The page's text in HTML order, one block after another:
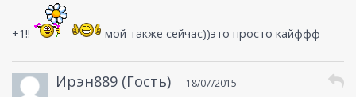
и сейчас за ним осталось, с появлением сына) В
общем, он большой молодец, в целом очень
очень)
+1!! мой также сейчас))это просто кайффф
Ирэн889 (Гость) 18/07/2015